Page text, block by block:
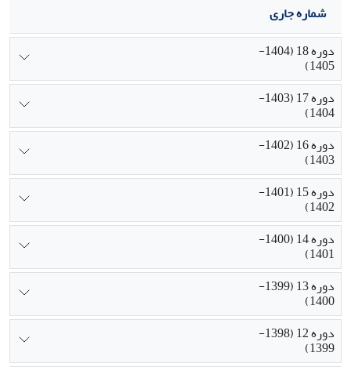
شماره جاری
دوره 18 (1404-
1405)
دوره 17 (1403-
1404)
دوره 16 (1402-
1403)
دوره 15 (1401-
1402)
دوره 14 (1400-
1401)
دوره 13 (1399-
1400)
دوره 12 (1398-
1399)